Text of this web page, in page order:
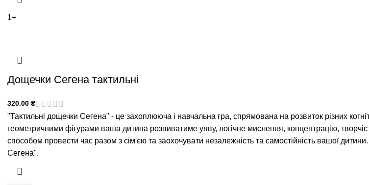
1+
Дощечки Сегена тактильні
320.00 ₴
"Тактильні дощечки Сегена" - це захоплююча і навчальна гра, спрямована на розвиток різних
геометричними фігурами ваша дитина розвиватиме уяву, логічне мислення, концентрацію,
способом провести час разом з сім'єю та заохочувати незалежність та самостійність вашої
Сегена".